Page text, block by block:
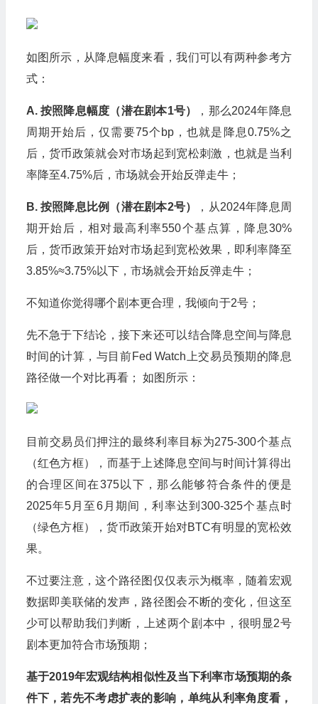
如图所示，从降息幅度来看，我们可以有两种参考方
式：
A. 按照降息幅度（潜在剧本1号）
，那么2024年降息
周期开始后，仅需要75个bp，也就是降息0.75%之
后，货币政策就会对市场起到宽松刺激，也就是当利
率降至4.75%后，市场就会开始反弹走牛；
B. 按照降息比例（潜在剧本2号）
，从2024年降息周
期开始后，相对最高利率550个基点算，降息30%
后，货币政策开始对市场起到宽松效果，即利率降至
3.85%≈3.75%以下，市场就会开始反弹走牛；
不知道你觉得哪个剧本更合理，我倾向于2号；
先不急于下结论，接下来还可以结合降息空间与降息
时间的计算，与目前Fed Watch上交易员预期的降息
路径做一个对比再看； 如图所示：
目前交易员们押注的最终利率目标为275-300个基点
（红色方框），而基于上述降息空间与时间计算得出
的合理区间在375以下，那么能够符合条件的便是
2025年5月至6月期间，利率达到300-325个基点时
（绿色方框），货币政策开始对BTC有明显的宽松效
果。
不过要注意，这个路径图仅仅表示为概率，随着宏观
数据即美联储的发声，路径图会不断的变化，但这至
少可以帮助我们判断，上述两个剧本中，很明显2号
剧本更加符合市场预期；
基于2019年宏观结构相似性及当下利率市场预期的条
件下，若先不考虑扩表的影响，单纯从利率角度看，